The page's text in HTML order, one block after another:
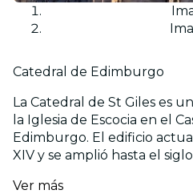
Catedral de Edimburgo
La Catedral de St Giles es
la Iglesia de Escocia en el
Edimburgo. El edificio
XIV y se amplió hasta el
Ver más